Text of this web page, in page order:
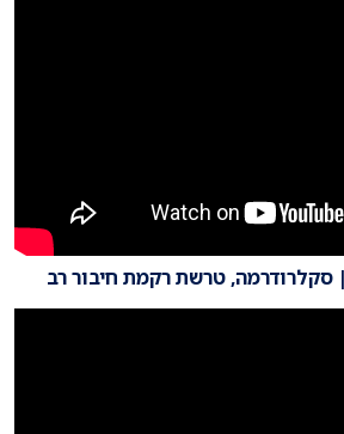
| סקלרודרמה, טרשת רקמת חיבור רב